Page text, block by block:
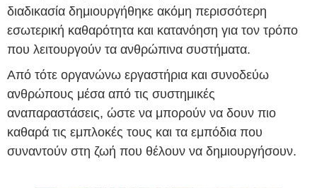
διαδικασία δημιουργήθηκε ακόμη περισσότερη
εσωτερική καθαρότητα και κατανόηση για τον τρόπο
που λειτουργούν τα ανθρώπινα συστήματα.
Από τότε οργανώνω εργαστήρια και συνοδεύω
ανθρώπους μέσα από τις συστημικές
αναπαραστάσεις, ώστε να μπορούν να δουν πιο
καθαρά τις εμπλοκές τους και τα εμπόδια που
συναντούν στη ζωή που θέλουν να δημιουργήσουν.